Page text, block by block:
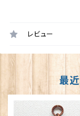
レビュー
最